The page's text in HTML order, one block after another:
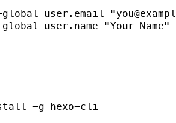
user.email
-g hexo-cli